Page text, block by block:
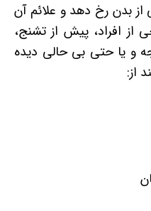
بدن رخ دهد و علائم آن
افراد، پیش از تشنج،
و یا حتی بی حالی دیده
از: